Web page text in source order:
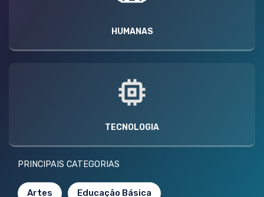
HUMANAS
TECNOLOGIA
PRINCIPAIS CATEGORIAS
Artes Educação Básica